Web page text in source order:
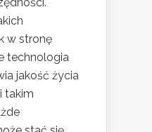
w stronę
technologia
jakość życia
takim